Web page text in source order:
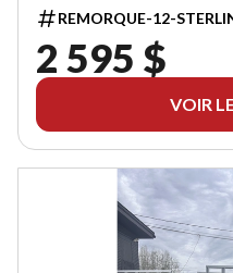
REMORQUE-12-
2 595 $
VOIR